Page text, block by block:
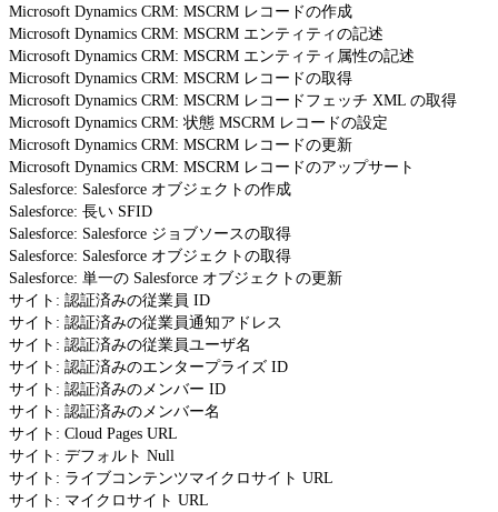
Microsoft Dynamics CRM: MSCRM レコードの作成
Microsoft Dynamics CRM: MSCRM エンティティの記述
Microsoft Dynamics CRM: MSCRM エンティティ属性の記述
Microsoft Dynamics CRM: MSCRM レコードの取得
Microsoft Dynamics CRM: MSCRM レコードフェッチ XML の取得
Microsoft Dynamics CRM: 状態 MSCRM レコードの設定
Microsoft Dynamics CRM: MSCRM レコードの更新
Microsoft Dynamics CRM: MSCRM レコードのアップサート
Salesforce: Salesforce オブジェクトの作成
Salesforce: 長い SFID
Salesforce: Salesforce ジョブソースの取得
Salesforce: Salesforce オブジェクトの取得
Salesforce: 単一の Salesforce オブジェクトの更新
サイト: 認証済みの従業員 ID
サイト: 認証済みの従業員通知アドレス
サイト: 認証済みの従業員ユーザ名
サイト: 認証済みのエンタープライズ ID
サイト: 認証済みのメンバー ID
サイト: 認証済みのメンバー名
サイト: Cloud Pages URL
サイト: デフォルト Null
サイト: ライブコンテンツマイクロサイト URL
サイト: マイクロサイト URL